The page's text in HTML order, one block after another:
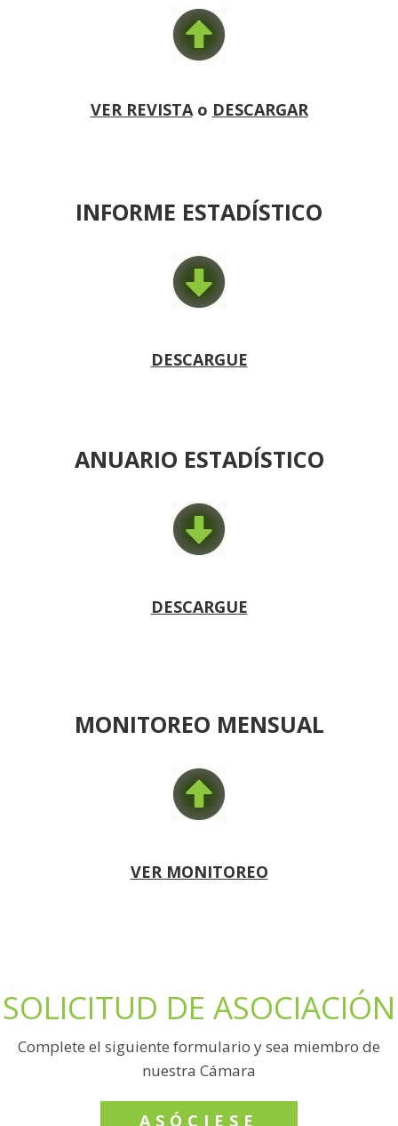
VER REVISTAo DESCARGAR
INFORME ESTADÍSTICO
DESCARGUE
ANUARIO ESTADÍSTICO
DESCARGUE
MONITOREO MENSUAL
VER MONITOREO
SOLICITUD DE ASOCIACIÓN
Complete el siguiente formulario y sea miembro de
nuestra Cámara
ASÓCIESE